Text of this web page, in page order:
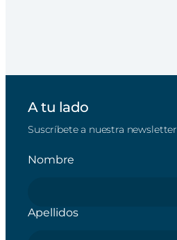
A tu lado
Suscríbete a nuestra newsletter
Nombre
Apellidos